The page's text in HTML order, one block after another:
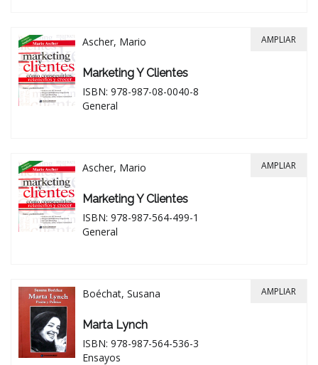
Ascher, Mario
Marketing Y Clientes
ISBN: 978-987-08-0040-8
General
AMPLIAR
Ascher, Mario
Marketing Y Clientes
ISBN: 978-987-564-499-1
General
AMPLIAR
Boéchat, Susana
Marta Lynch
ISBN: 978-987-564-536-3
Ensayos
AMPLIAR